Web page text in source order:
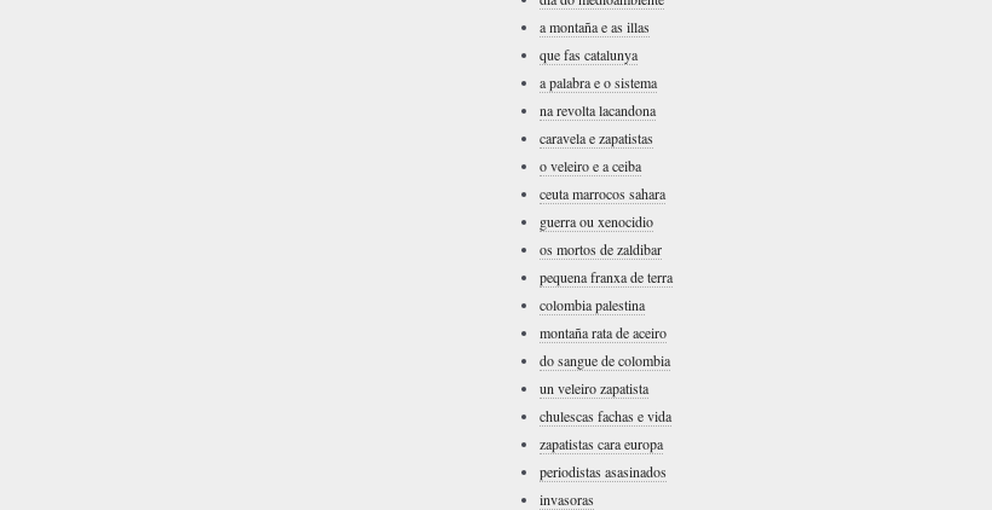
a montaña e as illas
que fas catalunya
a palabra e o sistema
na revolta lacandona
caravela e zapatistas
o veleiro e a ceiba
ceuta marrocos sahara
guerra ou xenocidio
os mortos de zaldibar
pequena franxa de terra
colombia palestina
montaña rata de aceiro
do sangue de colombia
un veleiro zapatista
chulescas fachas e vida
zapatistas cara europa
periodistas asasinados
invasoras